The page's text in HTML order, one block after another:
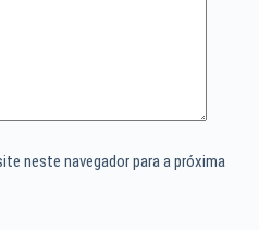
neste navegador para a próxima